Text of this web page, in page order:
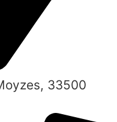
33500